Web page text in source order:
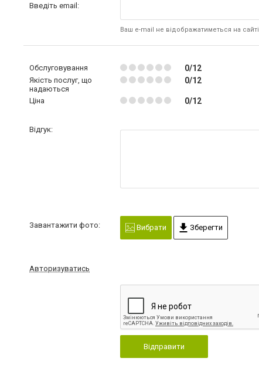
Введіть email:
Ваш e-mail не відображатиметься на сайті
Обслуговування 0/12
Якість послуг, що
надаються
0/12
Ціна 0/12
Відгук:
Завантажити фото: Вибрати Зберегти
Авторизуватись
Відправити